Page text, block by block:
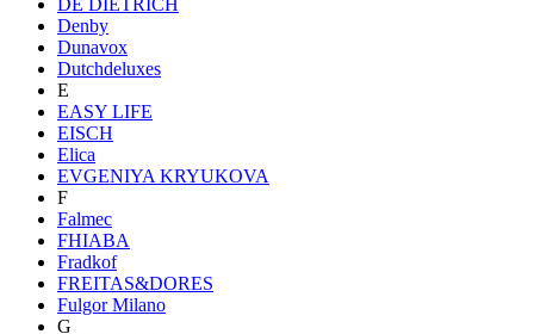
Denby
Dunavox
Dutchdeluxes
E
EASY LIFE
EISCH
Elica
EVGENIYA KRYUKOVA
F
Falmec
FHIABA
Fradkof
FREITAS&DORES
Fulgor Milano
G